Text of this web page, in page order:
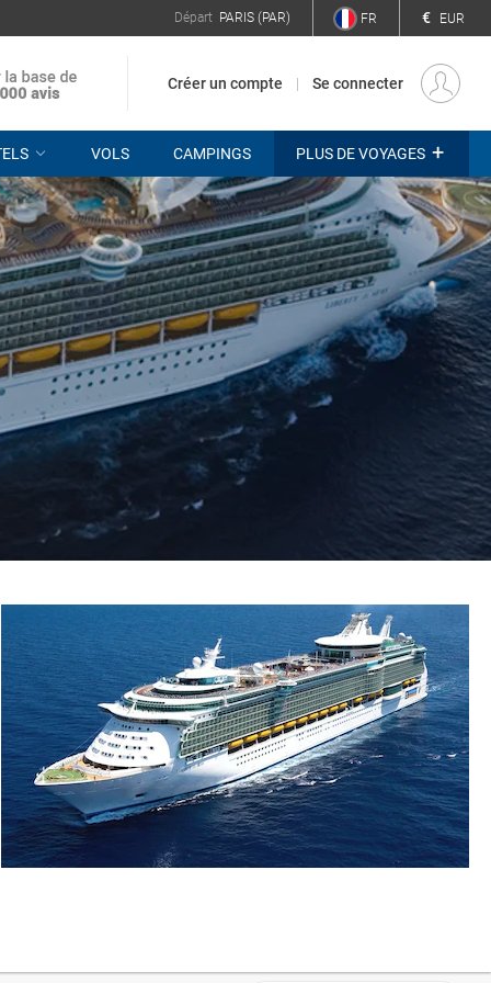
Départ PARIS (PAR) FR € EUR
Créer un compte Se connecter
VOLS CAMPINGS PLUS DE VOYAGES +